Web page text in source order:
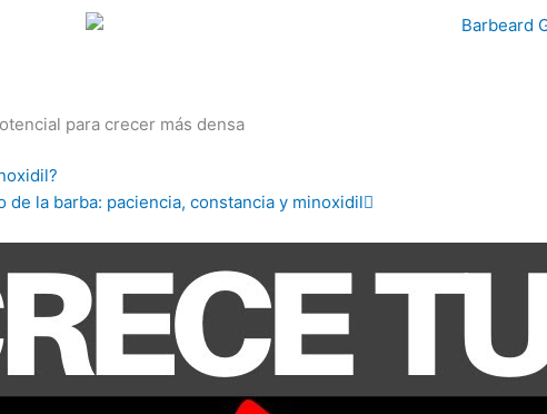
para crecer más densa
de la barba: paciencia, constancia y minoxidil